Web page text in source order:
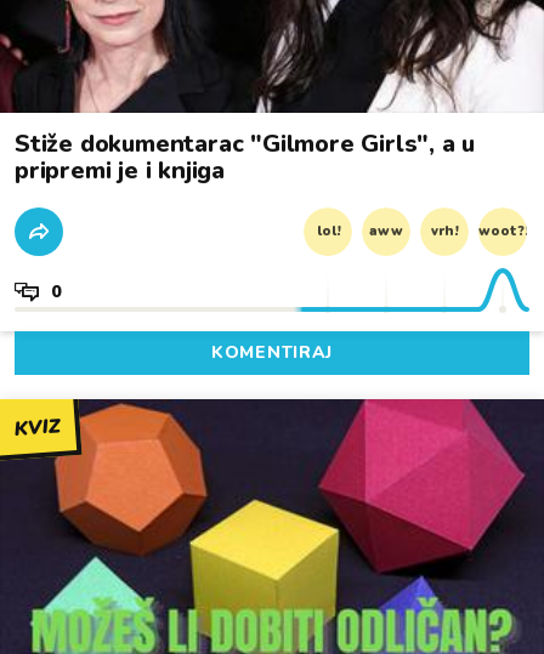
Stiže dokumentarac "Gilmore Girls", a u
pripremi je i knjiga
lol! aww vrh! woot?!
0
KOMENTIRAJ
KVIZ